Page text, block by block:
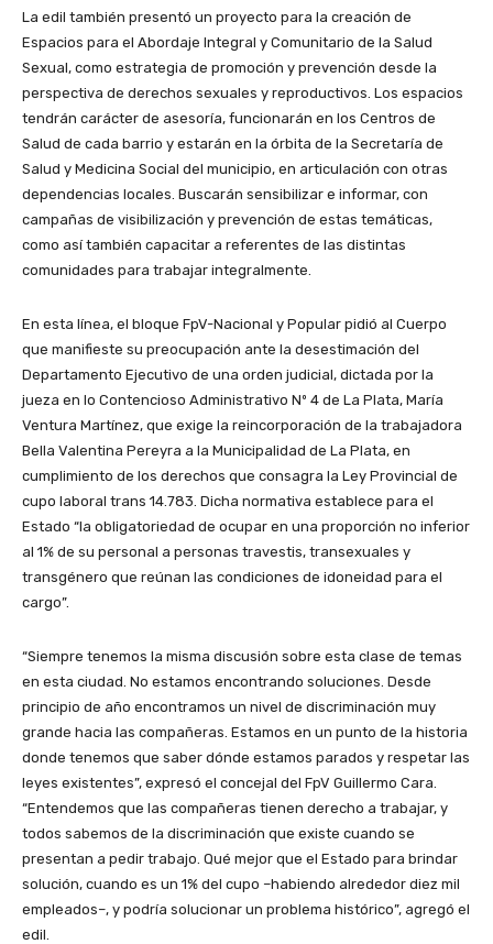
La edil también presentó un proyecto para la creación de
Espacios para el Abordaje Integral y Comunitario de la Salud
Sexual, como estrategia de promoción y prevención desde la
perspectiva de derechos sexuales y reproductivos. Los espacios
tendrán carácter de asesoría, funcionarán en los Centros de
Salud de cada barrio y estarán en la órbita de la Secretaría de
Salud y Medicina Social del municipio, en articulación con otras
dependencias locales. Buscarán sensibilizar e informar, con
campañas de visibilización y prevención de estas temáticas,
como así también capacitar a referentes de las distintas
comunidades para trabajar integralmente.
En esta línea, el bloque FpV-Nacional y Popular pidió al Cuerpo
que manifieste su preocupación ante la desestimación del
Departamento Ejecutivo de una orden judicial, dictada por la
jueza en lo Contencioso Administrativo Nº 4 de La Plata, María
Ventura Martínez, que exige la reincorporación de la trabajadora
Bella Valentina Pereyra a la Municipalidad de La Plata, en
cumplimiento de los derechos que consagra la Ley Provincial de
cupo laboral trans 14.783. Dicha normativa establece para el
Estado “la obligatoriedad de ocupar en una proporción no inferior
al 1% de su personal a personas travestis, transexuales y
transgénero que reúnan las condiciones de idoneidad para el
cargo”.
“Siempre tenemos la misma discusión sobre esta clase de temas
en esta ciudad. No estamos encontrando soluciones. Desde
principio de año encontramos un nivel de discriminación muy
grande hacia las compañeras. Estamos en un punto de la historia
donde tenemos que saber dónde estamos parados y respetar las
leyes existentes”, expresó el concejal del FpV Guillermo Cara.
“Entendemos que las compañeras tienen derecho a trabajar, y
todos sabemos de la discriminación que existe cuando se
presentan a pedir trabajo. Qué mejor que el Estado para brindar
solución, cuando es un 1% del cupo –habiendo alrededor diez mil
empleados–, y podría solucionar un problema histórico”, agregó el
edil.